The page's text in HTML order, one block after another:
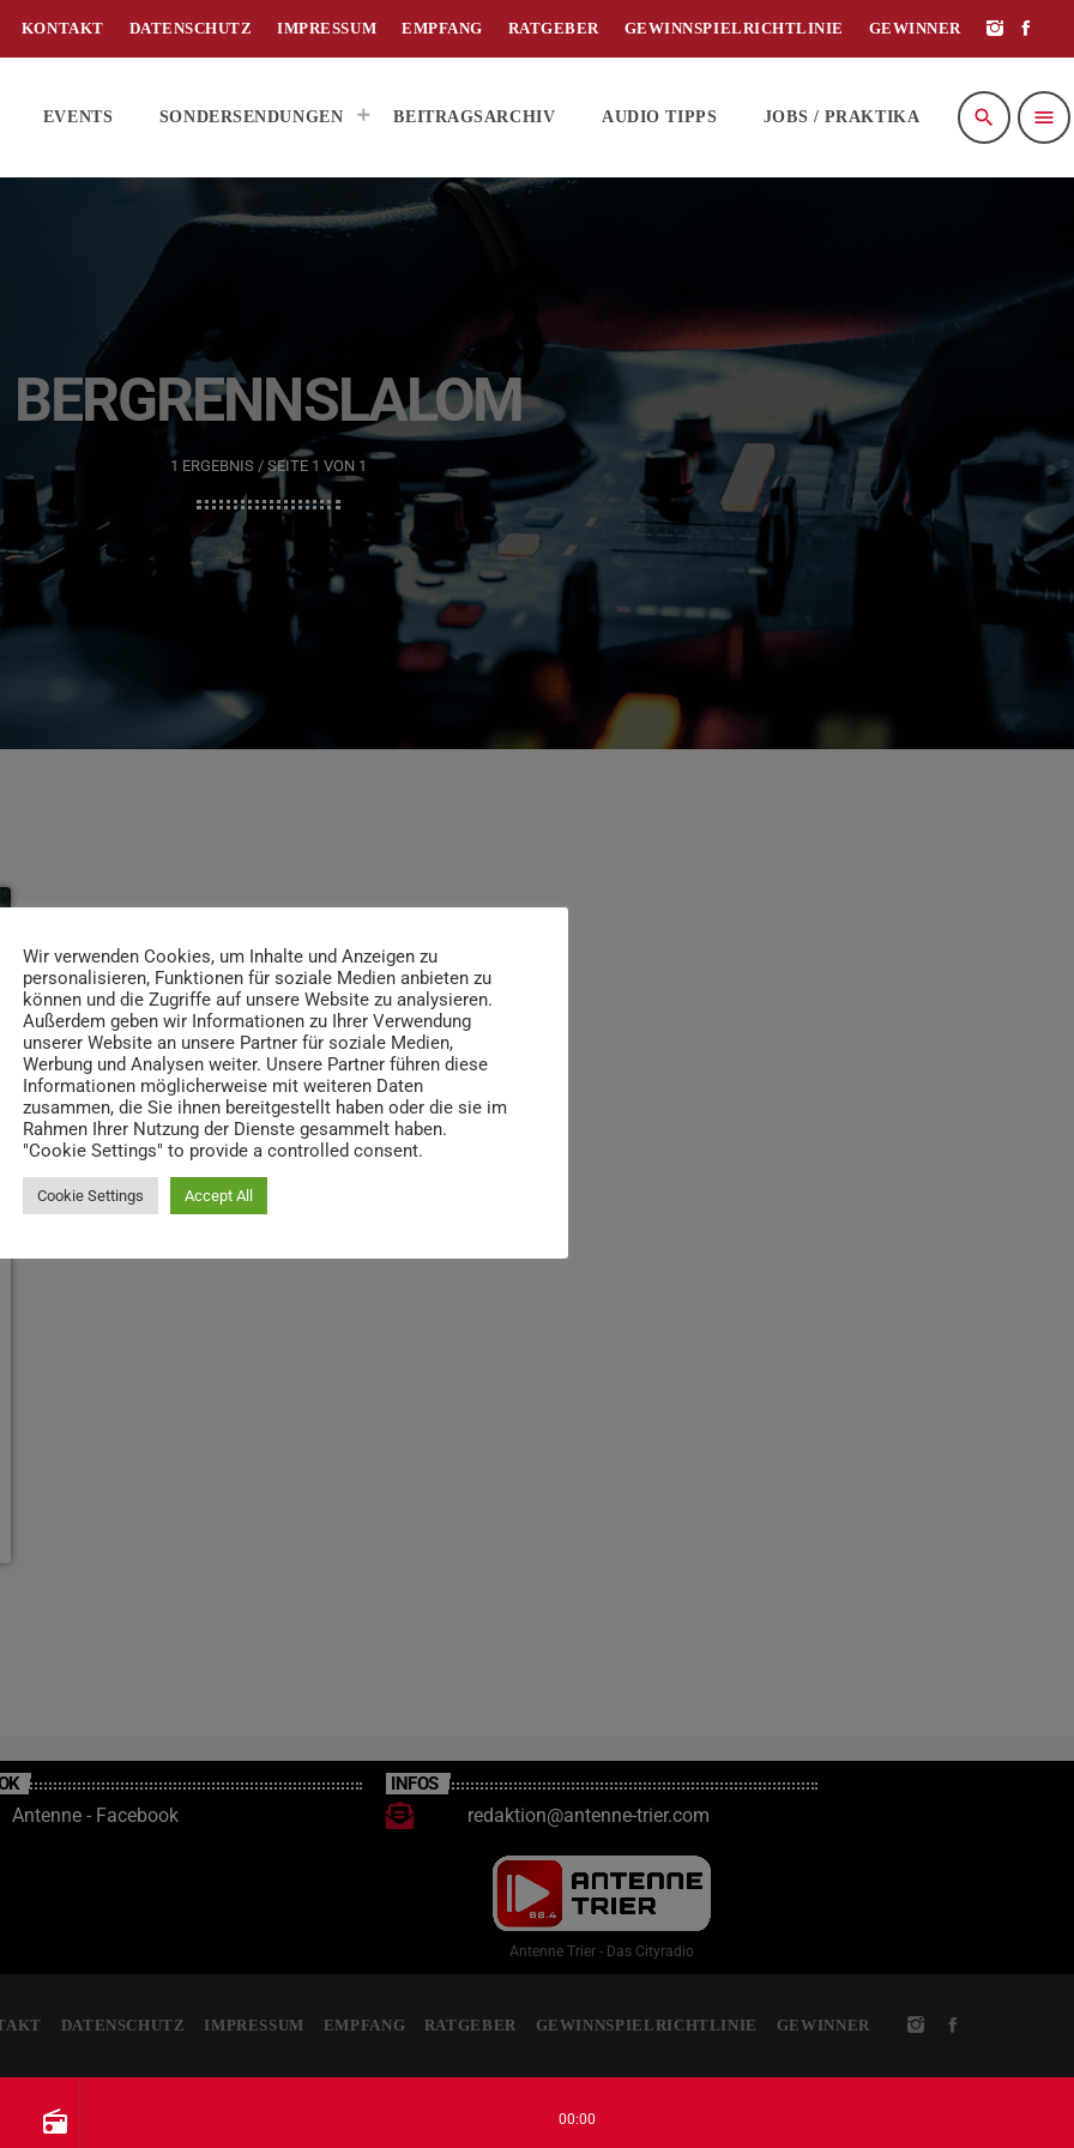
radio 00:00
KONTAKT DATENSCHUTZ IMPRESSUM EMPFANG RATGEBER GEWINNSPIELRICHTLINIE GEWINNER
EVENTS SONDERSENDUNGEN BEITRAGSARCHIV AUDIO TIPPS JOBS / PRAKTIKA search menu
BERGRENNSLALOM
1 ERGEBNIS / SEITE 1 VON 1
Antenne - Facebook
INFOS
redaktion@antenne-trier.com
Antenne Trier - Das Cityradio
DATENSCHUTZ IMPRESSUM EMPFANG RATGEBER GEWINNSPIELRICHTLINIE GEWINNER
Wir verwenden Cookies, um Inhalte und Anzeigen zu
personalisieren, Funktionen für soziale Medien anbieten zu
können und die Zugriffe auf unsere Website zu analysieren.
Außerdem geben wir Informationen zu Ihrer Verwendung
unserer Website an unsere Partner für soziale Medien,
Werbung und Analysen weiter. Unsere Partner führen diese
Informationen möglicherweise mit weiteren Daten
zusammen, die Sie ihnen bereitgestellt haben oder die sie im
Rahmen Ihrer Nutzung der Dienste gesammelt haben.
"Cookie Settings" to provide a controlled consent.
Cookie Settings Accept All